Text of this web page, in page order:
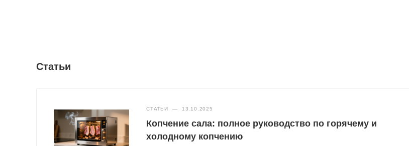
Статьи
СТАТЬИ — 13.10.2025
Копчение сала: полное руководство по горячему и
холодному копчению